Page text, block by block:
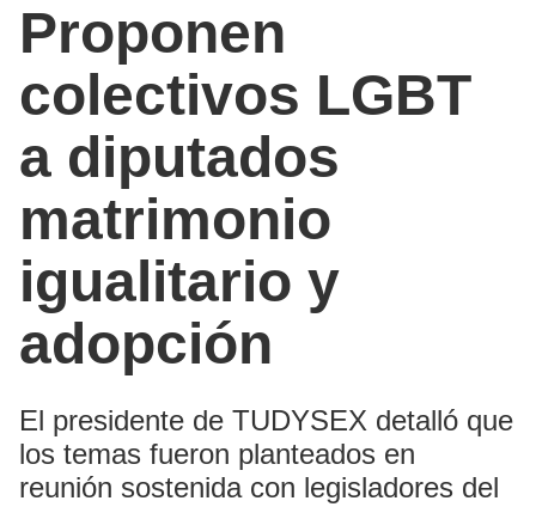
Proponen
colectivos LGBT
a diputados
matrimonio
igualitario y
adopción
El presidente de TUDYSEX detalló que
los temas fueron planteados en
reunión sostenida con legisladores del